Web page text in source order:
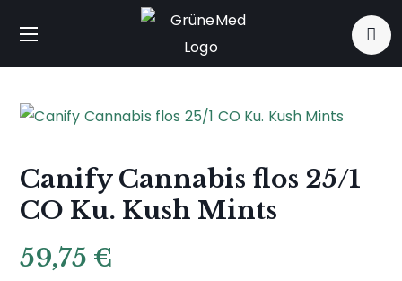
Canify Cannabis flos 25/1
CO Ku. Kush Mints
59,75 €